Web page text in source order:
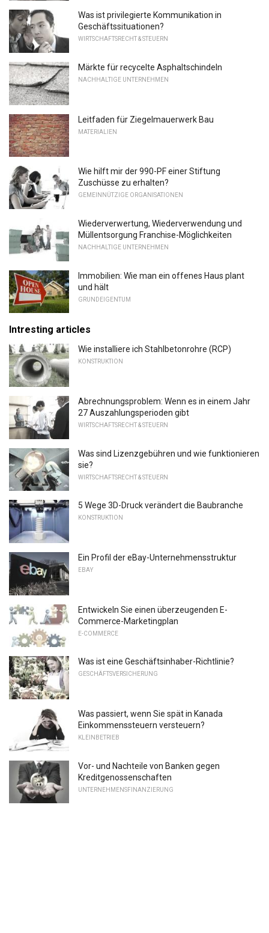
Was ist privilegierte Kommunikation in
Geschäftssituationen?
WIRTSCHAFTSRECHT & STEUERN
Märkte für recycelte Asphaltschindeln
NACHHALTIGE UNTERNEHMEN
Leitfaden für Ziegelmauerwerk Bau
MATERIALIEN
Wie hilft mir der 990-PF einer Stiftung
Zuschüsse zu erhalten?
GEMEINNÜTZIGE ORGANISATIONEN
Wiederverwertung, Wiederverwendung und
Müllentsorgung Franchise-Möglichkeiten
NACHHALTIGE UNTERNEHMEN
Immobilien: Wie man ein offenes Haus plant
und hält
GRUNDEIGENTUM
Intresting articles
Wie installiere ich Stahlbetonrohre (RCP)
KONSTRUKTION
Abrechnungsproblem: Wenn es in einem Jahr
27 Auszahlungsperioden gibt
WIRTSCHAFTSRECHT & STEUERN
Was sind Lizenzgebühren und wie funktionieren
sie?
WIRTSCHAFTSRECHT & STEUERN
5 Wege 3D-Druck verändert die Baubranche
KONSTRUKTION
Ein Profil der eBay-Unternehmensstruktur
EBAY
Entwickeln Sie einen überzeugenden E-
Commerce-Marketingplan
E-COMMERCE
Was ist eine Geschäftsinhaber-Richtlinie?
GESCHÄFTSVERSICHERUNG
Was passiert, wenn Sie spät in Kanada
Einkommenssteuern versteuern?
KLEINBETRIEB
Vor- und Nachteile von Banken gegen
Kreditgenossenschaften
UNTERNEHMENSFINANZIERUNG